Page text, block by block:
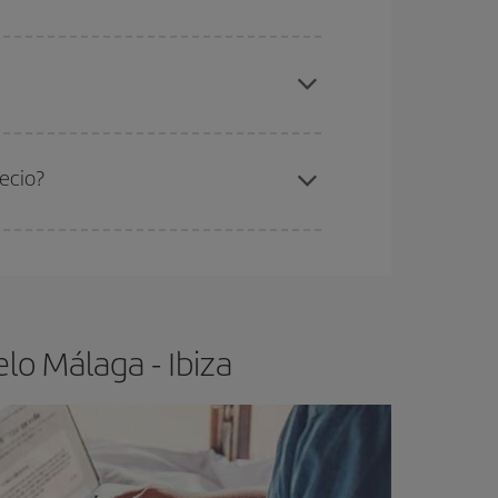
Málaga - Ibiza